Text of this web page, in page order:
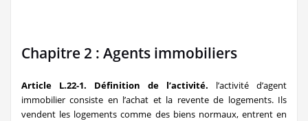
Chapitre 2 : Agents immobiliers
Article L.22-1. Définition de l’activité. l’activité d’agent
immobilier consiste en l’achat et la revente de logements. Ils
vendent les logements comme des biens normaux, entrent en